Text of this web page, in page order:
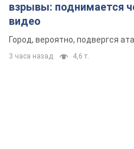
взрывы: поднимается
видео
Город, вероятно, подвергся
3 часа назад 4,6 т.